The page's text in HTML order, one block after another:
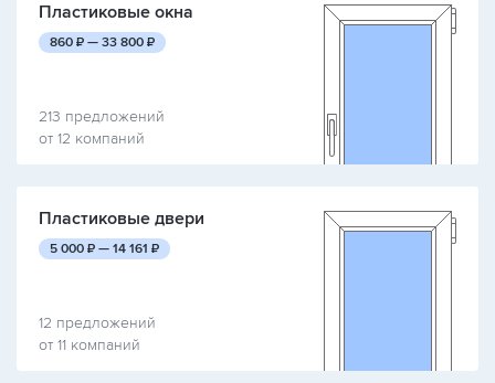
Пластиковые окна
860 руб.
₽ — 33 800 руб.
₽
213 предложений
от 12 компаний
Пластиковые двери
5 000 руб.
₽ — 14 161 руб.
₽
12 предложений
от 11 компаний